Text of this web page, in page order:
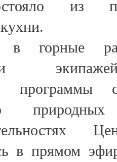
из
в горные
программы
в прямом